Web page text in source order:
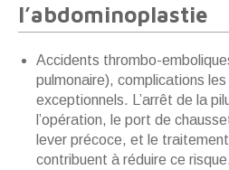
l’abdominoplastie
Accidents thrombo-
pulmonaire), complications
exceptionnels. L’arrêt de la
l’opération, le port de
lever précoce, et le
contribuent à réduire ce risque.